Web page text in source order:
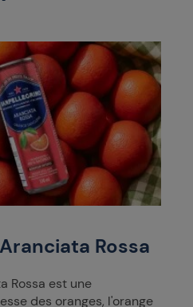
Rossa
Rossa est une
des oranges, l'orange